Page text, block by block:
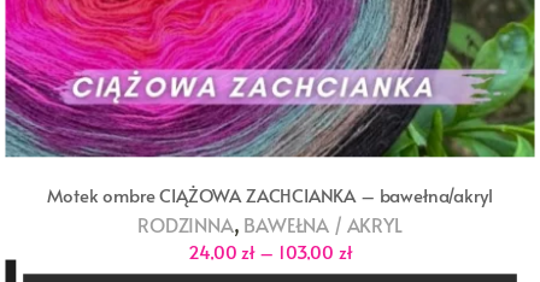
Motek ombre CIĄŻOWA ZACHCIANKA – bawełna/akryl
RODZINNA, BAWEŁNA / AKRYL
24,00 zł – 103,00 złZakres
cen: